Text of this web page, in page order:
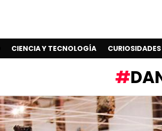
CIENCIA Y TECNOLOGÍA CURIOSIDADES